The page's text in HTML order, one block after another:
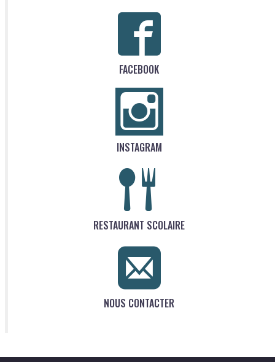
FACEBOOK
INSTAGRAM
RESTAURANT SCOLAIRE
NOUS CONTACTER